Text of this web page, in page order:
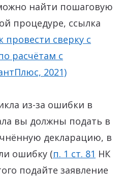
найти пошаговую
процедуре, ссылка
провести сверку с
расчётам с
2021)
из-за ошибки в
вы должны подать в
декларацию, в
ошибку (п. 1 ст. 81 НК
подайте заявление